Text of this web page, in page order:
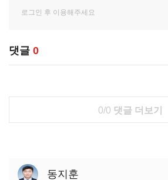
댓글 0
0/0 댓글 더보기
동지훈